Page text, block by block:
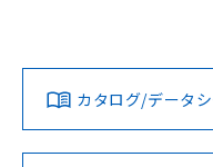
ダウンロードデータをご
みください。
ソフトウェアの使用条件
対応済み
カタログ/データ